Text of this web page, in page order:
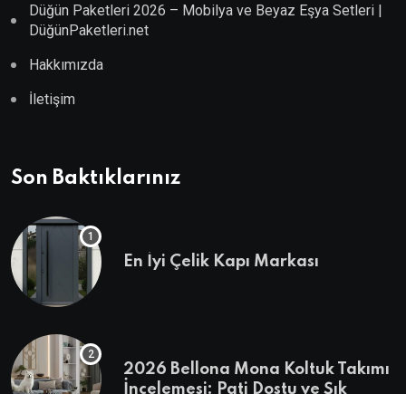
Düğün Paketleri 2026 – Mobilya ve Beyaz Eşya Setleri |
DüğünPaketleri.net
Hakkımızda
İletişim
Son Baktıklarınız
En İyi Çelik Kapı Markası
2026 Bellona Mona Koltuk Takımı
İncelemesi: Pati Dostu ve Şık